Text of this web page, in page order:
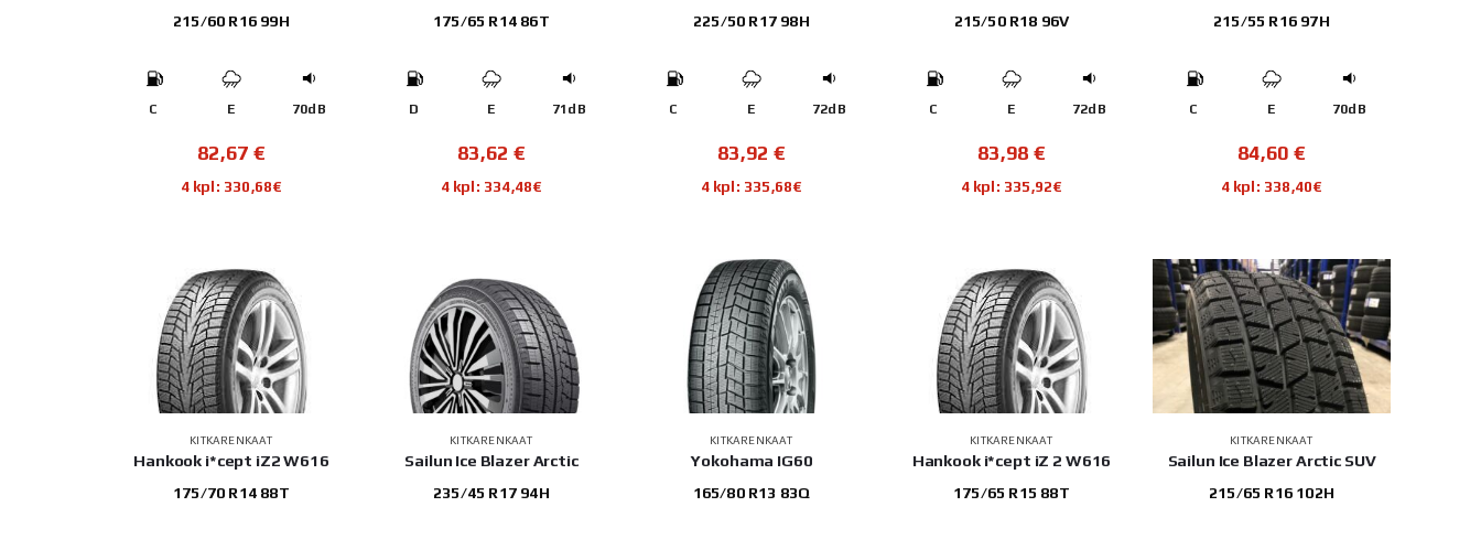
215/60 R16 99H
C E 70dB
82,67 €
4 kpl: 330,68€
175/65 R14 86T
D E 71dB
83,62 €
4 kpl: 334,48€
225/50 R17 98H
C E 72dB
83,92 €
4 kpl: 335,68€
215/50 R18 96V
C E 72dB
83,98 €
4 kpl: 335,92€
215/55 R16 97H
C E 70dB
84,60 €
4 kpl: 338,40€
KITKARENKAAT
Hankook i*cept iZ2 W616
175/70 R14 88T
KITKARENKAAT
Sailun Ice Blazer Arctic
235/45 R17 94H
KITKARENKAAT
Yokohama IG60
165/80 R13 83Q
KITKARENKAAT
Hankook i*cept iZ 2 W616
175/65 R15 88T
KITKARENKAAT
Sailun Ice Blazer Arctic SUV
215/65 R16 102H